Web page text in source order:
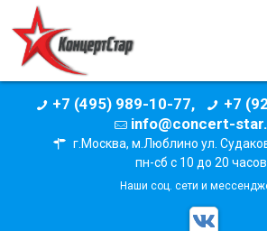
+7 (495) 989-10-77,
+7
info@concert-
г.Москва, м.Люблино ул.
пн-сб с 10 до 20 часов.
Наши соц. сети и